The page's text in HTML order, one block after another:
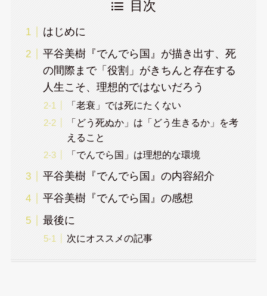
目次
はじめに
平谷美樹『でんでら国』が描き出す、死
の間際まで「役割」がきちんと存在する
人生こそ、理想的ではないだろう
「老衰」では死にたくない
「どう死ぬか」は「どう生きるか」を考
えること
「でんでら国」は理想的な環境
平谷美樹『でんでら国』の内容紹介
平谷美樹『でんでら国』の感想
最後に
次にオススメの記事